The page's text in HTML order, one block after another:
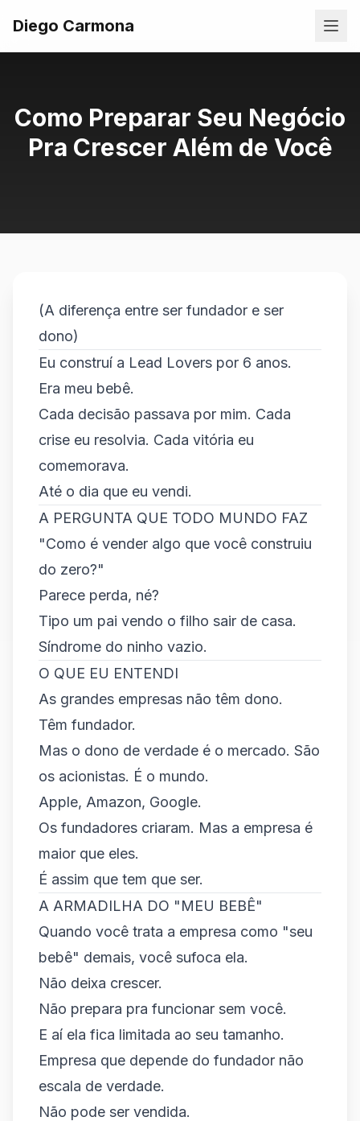
Diego Carmona
Como Preparar Seu Negócio
Pra Crescer Além de Você
(A diferença entre ser fundador e ser
dono)
Eu construí a Lead Lovers por 6 anos.
Era meu bebê.
Cada decisão passava por mim. Cada
crise eu resolvia. Cada vitória eu
comemorava.
Até o dia que eu vendi.
A PERGUNTA QUE TODO MUNDO FAZ
"Como é vender algo que você construiu
do zero?"
Parece perda, né?
Tipo um pai vendo o filho sair de casa.
Síndrome do ninho vazio.
O QUE EU ENTENDI
As grandes empresas não têm dono.
Têm fundador.
Mas o dono de verdade é o mercado. São
os acionistas. É o mundo.
Apple, Amazon, Google.
Os fundadores criaram. Mas a empresa é
maior que eles.
É assim que tem que ser.
A ARMADILHA DO "MEU BEBÊ"
Quando você trata a empresa como "seu
bebê" demais, você sufoca ela.
Não deixa crescer.
Não prepara pra funcionar sem você.
E aí ela fica limitada ao seu tamanho.
Empresa que depende do fundador não
escala de verdade.
Não pode ser vendida.